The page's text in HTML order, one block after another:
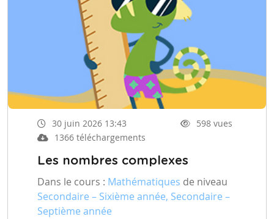
30 juin 2026 13:43
598 vues
1366 téléchargements
Les nombres complexes
Dans le cours : Mathématiques de niveau
Secondaire – Sixième année, Secondaire –
Septième année